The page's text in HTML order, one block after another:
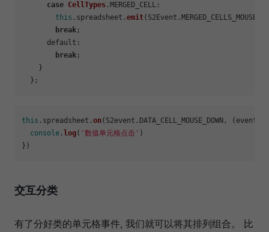
case CellTypes . MERGED_CELL :
this . spreadsheet .emit(S2Event.
break ;
default :
break ;
    }
this . spreadsheet .on(S2event. DATA_CELL_MOUSE_DOWN , ( event
console . log( '数值单元格点击' )
交互分类
有了分好类的单元格事件, 我们就可以将其排列组合。 比